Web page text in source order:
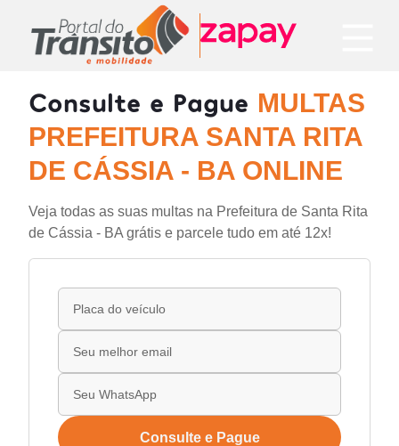
Consulte e Pague MULTAS
PREFEITURA SANTA RITA
DE CÁSSIA - BA ONLINE
Veja todas as suas multas na Prefeitura de Santa Rita
de Cássia - BA grátis e parcele tudo em até 12x!
Consulte e Pague